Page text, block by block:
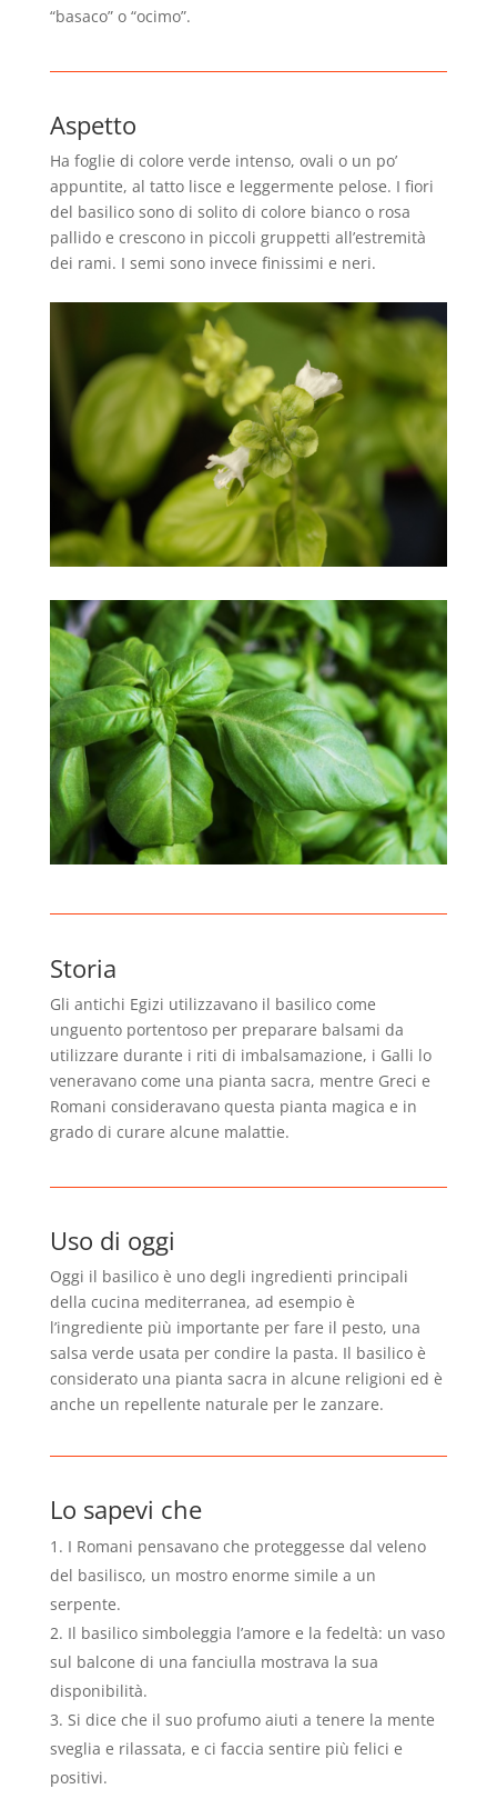
“basaco” o “ocimo”.
Aspetto
Ha foglie di colore verde intenso, ovali o un po’
appuntite, al tatto lisce e leggermente pelose. I fiori
del basilico sono di solito di colore bianco o rosa
pallido e crescono in piccoli gruppetti all’estremità
dei rami. I semi sono invece finissimi e neri.
Storia
Gli antichi Egizi utilizzavano il basilico come
unguento portentoso per preparare balsami da
utilizzare durante i riti di imbalsamazione, i Galli lo
veneravano come una pianta sacra, mentre Greci e
Romani consideravano questa pianta magica e in
grado di curare alcune malattie.
Uso di oggi
Oggi il basilico è uno degli ingredienti principali
della cucina mediterranea, ad esempio è
l’ingrediente più importante per fare il pesto, una
salsa verde usata per condire la pasta. Il basilico è
considerato una pianta sacra in alcune religioni ed è
anche un repellente naturale per le zanzare.
Lo sapevi che
I Romani pensavano che proteggesse dal veleno
del basilisco, un mostro enorme simile a un
serpente.
2. Il basilico simboleggia l’amore e la fedeltà: un vaso
sul balcone di una fanciulla mostrava la sua
disponibilità.
3. Si dice che il suo profumo aiuti a tenere la mente
sveglia e rilassata, e ci faccia sentire più felici e
positivi.